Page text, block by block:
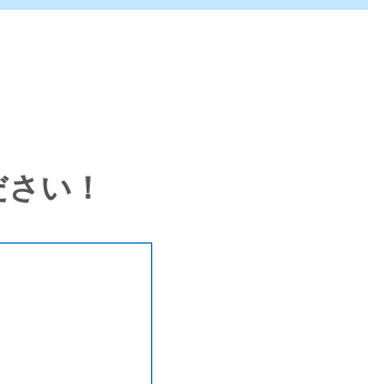
い！